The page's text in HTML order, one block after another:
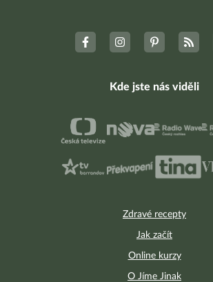
Zdravé recepty
Jak začít
Online kurzy
O Jíme Jinak
Kde jste nás viděli